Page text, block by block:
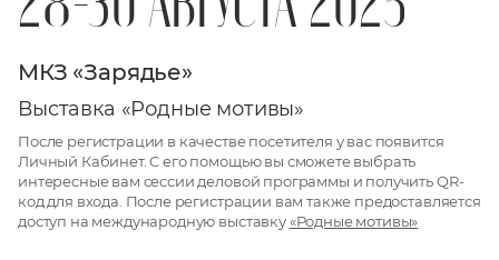
МКЗ «Зарядье»
Выставка «Родные мотивы»
После регистрации в качестве посетителя у вас появится
Личный Кабинет. C его помощью вы сможете выбрать
интересные вам сессии деловой программы и получить QR-
код для входа. После регистрации вам также предоставляется
доступ на международную выставку «Родные мотивы»